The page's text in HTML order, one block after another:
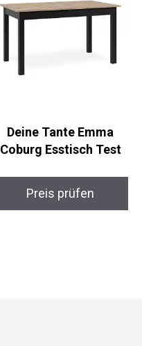
Deine Tante Emma
Coburg Esstisch Test
Preis prüfen